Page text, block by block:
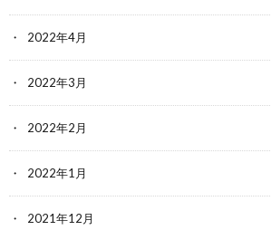
2022年4月
2022年3月
2022年2月
2022年1月
2021年12月